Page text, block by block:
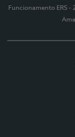
Funcionamento ERS -